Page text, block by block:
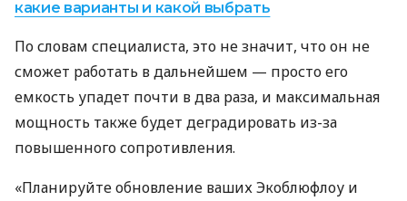
какие варианты и какой выбрать
По словам специалиста, это не значит, что он не
сможет работать в дальнейшем — просто его
емкость упадет почти в два раза, и максимальная
мощность также будет деградировать из-за
повышенного сопротивления.
«Планируйте обновление ваших Экоблюфлоу и